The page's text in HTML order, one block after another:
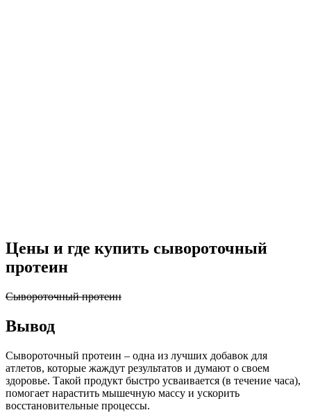
Цены и где купить сывороточный
протеин
Сывороточный протеин
Вывод
Сывороточный протеин – одна из лучших добавок для
атлетов, которые жаждут результатов и думают о своем
здоровье. Такой продукт быстро усваивается (в течение часа),
помогает нарастить мышечную массу и ускорить
восстановительные процессы.